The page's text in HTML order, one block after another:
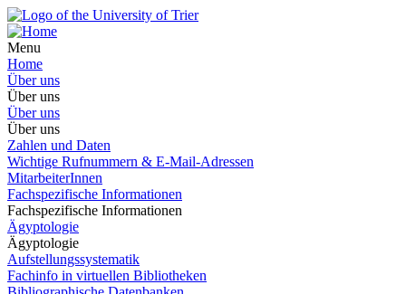
Menu
Home
Über uns
Über uns
Über uns
Über uns
Zahlen und Daten
Wichtige Rufnummern & E-Mail-Adressen
MitarbeiterInnen
Fachspezifische Informationen
Fachspezifische Informationen
Ägyptologie
Ägyptologie
Aufstellungssystematik
Fachinfo in virtuellen Bibliotheken